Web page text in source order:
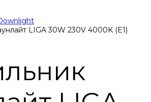
LIGA 30W 230V 4000K (E1)